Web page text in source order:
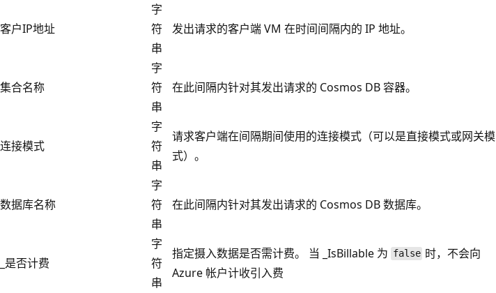
客户IP地址
字
符
串
发出请求的客户端 VM 在时间间隔内的 IP 地址。
集合名称
字
符
串
在此间隔内针对其发出请求的 Cosmos DB 容器。
连接模式
字
符
串
请求客户端在间隔期间使用的连接模式（可以是直接模式或网关模
式）。
数据库名称
字
符
串
在此间隔内针对其发出请求的 Cosmos DB 数据库。
_是否计费
字
符
串
指定摄入数据是否需计费。 当 _IsBillable 为 false 时，不会向
Azure 帐户计收引入费